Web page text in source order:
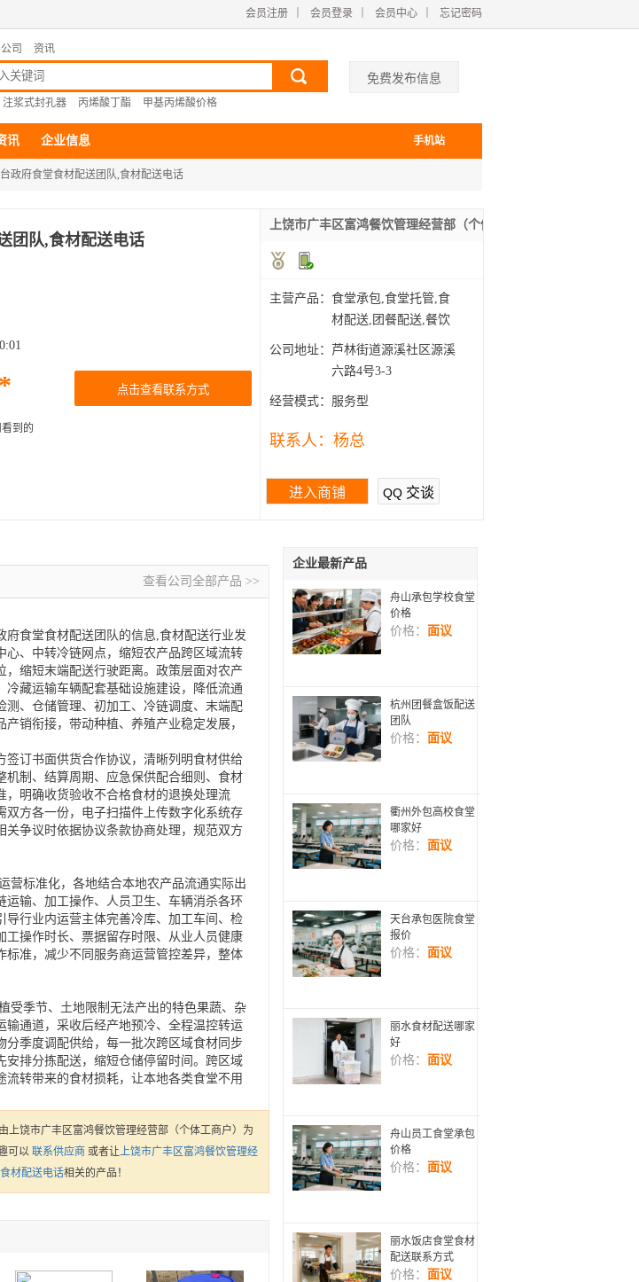
会员注册 会员登录 会员中心 忘记密码
公司 资讯
注浆式封孔器 丙烯酸丁酯 甲基丙烯酸价格
免费发布信息
讯 企业信息 手机站
政府食堂食材配送团队,食材配送电话
团队,食材配送电话
点击查看联系方式
看到的
上饶市广丰区富鸿餐饮管理经营部（个体工商户）
主营产品： 食堂承包,食堂托管,食
材配送,团餐配送,餐饮
管
公司地址： 芦林街道源溪社区源溪
六路4号3-3
经营模式： 服务型
联系人： 杨总
进入商铺 QQ 交谈
查看公司全部产品 >>
府食堂食材配送团队的信息,食材配送行业发
、中转冷链网点，缩短农产品跨区域流转
缩短末端配送行驶距离。政策层面对农产
藏运输车辆配套基础设施建设，降低流通
、仓储管理、初加工、冷链调度、末端配
销衔接，带动种植、养殖产业稳定发展，
订书面供货合作协议，清晰列明食材供给
制、结算周期、应急保供配合细则、食材
明确收货验收不合格食材的退换处理流
方各一份，电子扫描件上传数字化系统存
争议时依据协议条款协商处理，规范双方
营标准化，各地结合本地农产品流通实际出
输、加工操作、人员卫生、车辆消杀各环
行业内运营主体完善冷库、加工车间、检
操作时长、票据留存时限、从业人员健康
准，减少不同服务商运营管控差异，整体
受季节、土地限制无法产出的特色果蔬、杂
通道，采收后经产地预冷、全程温控转运
季度调配供给，每一批次跨区域食材同步
排分拣配送，缩短仓储停留时间。跨区域
转带来的食材损耗，让本地各类食堂不用
上饶市广丰区富鸿餐饮管理经营部（个体工商户）为
可以 联系供应商 或者让上饶市广丰区富鸿餐饮管理经
材配送电话相关的产品！
企业最新产品
舟山承包学校食堂
价格
价格： 面议
杭州团餐盒饭配送
团队
价格： 面议
衢州外包高校食堂
哪家好
价格： 面议
天台承包医院食堂
报价
价格： 面议
丽水食材配送哪家
好
价格： 面议
舟山员工食堂承包
价格
价格： 面议
丽水饭店食堂食材
配送联系方式
价格： 面议